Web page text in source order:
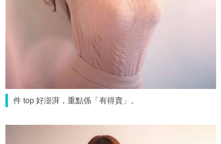
件 top 好澎湃，重點係「有得賣」。